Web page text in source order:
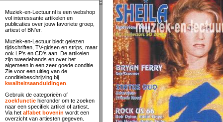
Muziek-en-Lectuur.nl is een webshop
vol interessante artikelen en
publicaties over jouw favoriete groep,
artiest of BN'er.
Muziek-en-Lectuur biedt gelezen
tijdschriften, TV-gidsen en strips, maar
ook LP's en CD's aan. De artikelen
zijn tweedehands en over het
algemeen in een zeer goede conditie.
Zie voor een uitleg van de
conditiebeschrijving bij
kwaliteitsaanduidingen
Gebruik de categorieën of
zoekfunctie hieronder om te zoeken
naar een specifiek artikel of artiest.
Via het alfabet bovenin wordt een
overzicht van artiesten gegeven.